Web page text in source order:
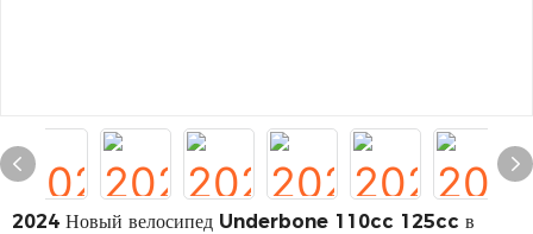
2024 Новый велосипед Underbone 110cc 125cc в